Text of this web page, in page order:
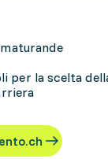
per la scelta